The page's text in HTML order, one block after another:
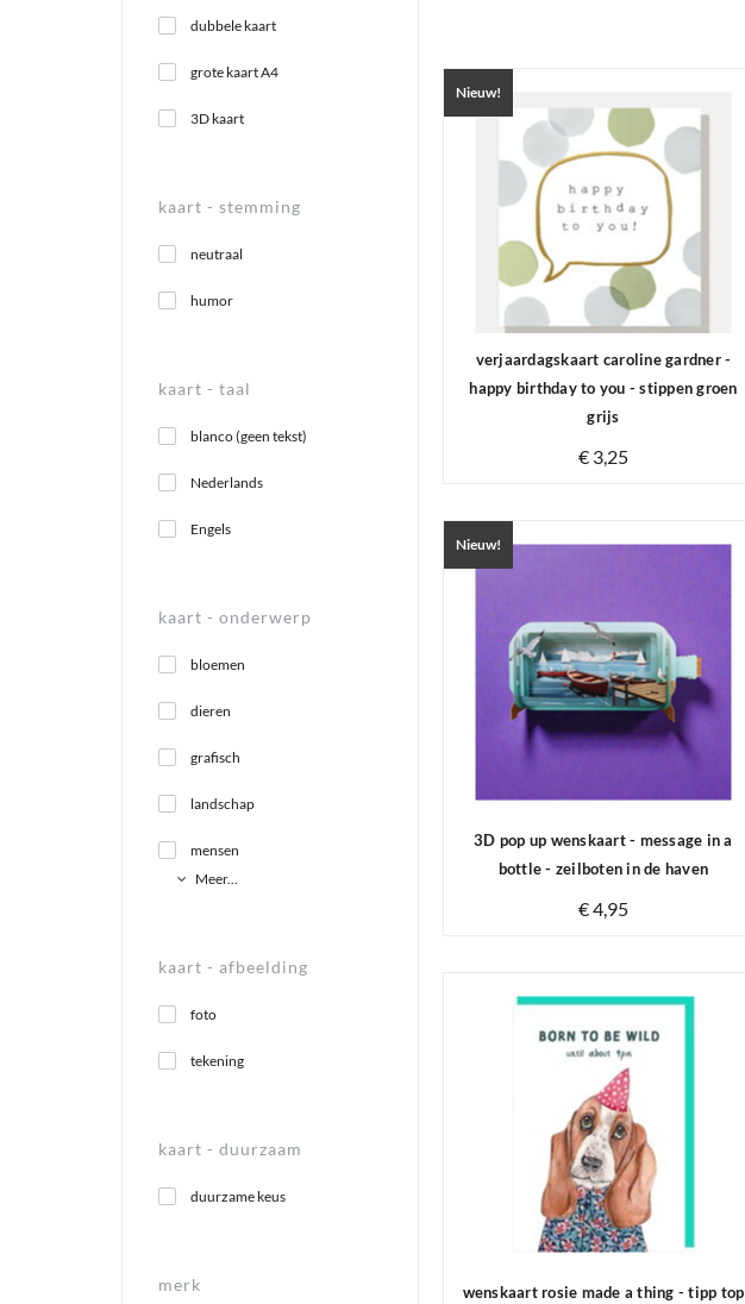
dubbele kaart
grote kaart A4
3D kaart
kaart - stemming
neutraal
humor
kaart - taal
blanco (geen tekst)
Nederlands
Engels
kaart - onderwerp
bloemen
dieren
grafisch
landschap
mensen
Meer...
kaart - afbeelding
foto
tekening
kaart - duurzaam
duurzame keus
merk
Nieuw!
verjaardagskaart caroline gardner -
happy birthday to you - stippen groen
grijs
€ 3,25
Nieuw!
3D pop up wenskaart - message in a
bottle - zeilboten in de haven
€ 4,95
wenskaart rosie made a thing - tipp top